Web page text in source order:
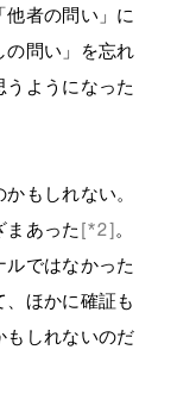
者の問い」に
の問い」を忘れ
ようになった
もしれない。
あった[*2]。
ではなかった
ほかに確証も
もしれないのだ